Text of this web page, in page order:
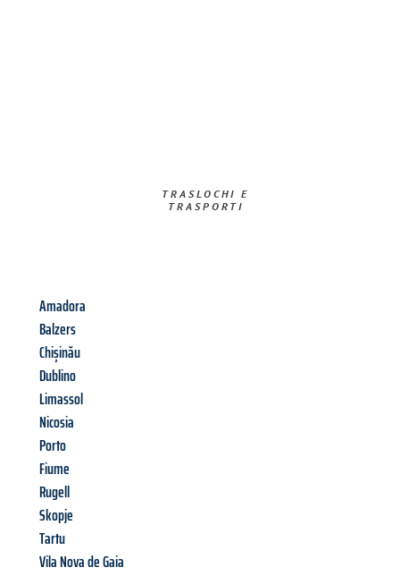
TRASLOCHI E
TRASPORTI​
Amadora
Balzers
Chișinău
Dublino
Limassol
Nicosia
Porto
Fiume
Rugell
Skopje
Tartu
Vila Nova de Gaia